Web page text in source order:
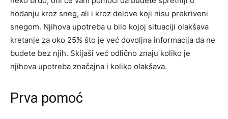
hodanju kroz sneg, ali i kroz delove koji nisu prekriveni
snegom. Njihova upotreba u bilo kojoj situaciji olakšava
kretanje za oko 25% što je već dovoljna informacija da ne
budete bez njih. Skijaši već odlično znaju koliko je
njihova upotreba značajna i koliko olakšava.
Prva pomoć